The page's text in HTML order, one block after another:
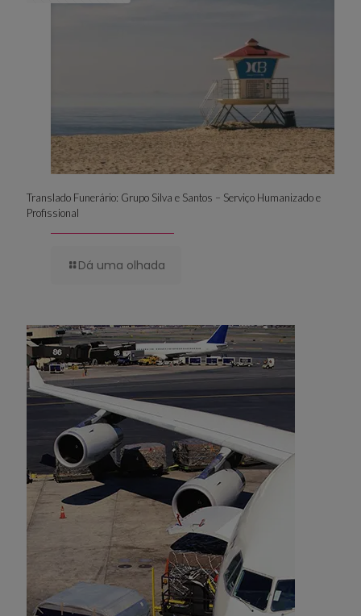
Translado Funerário: Grupo Silva e Santos – Serviço Humanizado e
Profissional
Dá uma olhada